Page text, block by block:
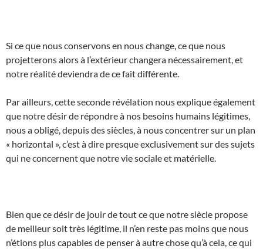
Si ce que nous conservons en nous change, ce que nous
projetterons alors à l’extérieur changera nécessairement, et
notre réalité deviendra de ce fait différente.
Par ailleurs, cette seconde révélation nous explique également
que notre désir de répondre à nos besoins humains légitimes,
nous a obligé, depuis des siècles, à nous concentrer sur un plan
« horizontal », c’est à dire presque exclusivement sur des sujets
qui ne concernent que notre vie sociale et matérielle.
Bien que ce désir de jouir de tout ce que notre siècle propose
de meilleur soit très légitime, il n’en reste pas moins que nous
n’étions plus capables de penser à autre chose qu’à cela, ce qui